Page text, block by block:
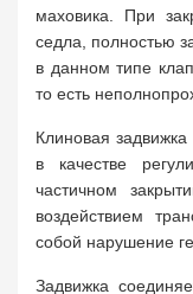
маховика. При
седла, полностью
в данном типе
то есть
Клиновая
в качестве
частичном
воздействием
собой нарушение
Задвижка